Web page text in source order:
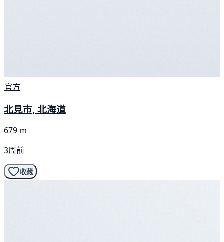
官方
北見市, 北海道
679 m
3周前
收藏